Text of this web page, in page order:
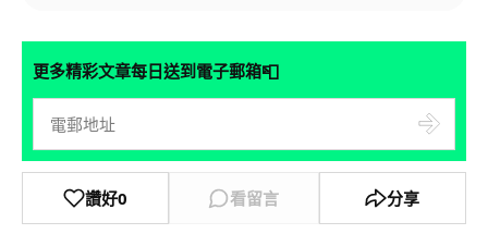
更多精彩文章每日送到電子郵箱📮
讚好0 看留言 分享